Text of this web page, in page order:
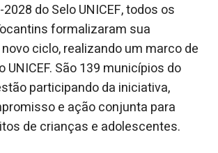
do Selo UNICEF, todos os
formalizaram sua
ciclo, realizando um marco de
UNICEF. São 139 municípios do
participando da iniciativa,
e ação conjunta para
de crianças e adolescentes.